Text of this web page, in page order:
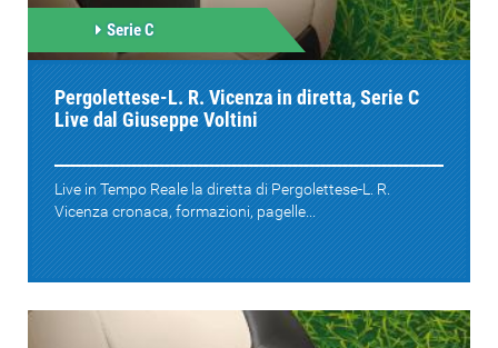
Serie C
Pergolettese-L. R. Vicenza in diretta, Serie C
Live dal Giuseppe Voltini
Live in Tempo Reale la diretta di Pergolettese-L. R.
Vicenza cronaca, formazioni, pagelle...